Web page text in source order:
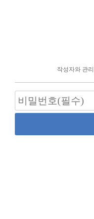
작성자와 관